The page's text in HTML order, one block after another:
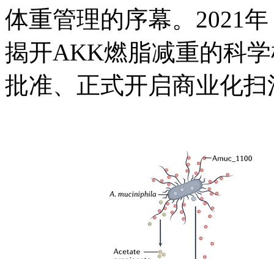
体重管理的序幕。2021
揭开AKK燃脂减重的科
批准、正式开启商业化